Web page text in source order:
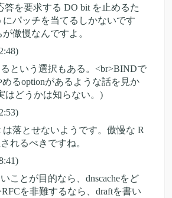
答を要求する DO bit を止めるた
パッチを当てるしかないです
傲慢なんですよ。
という選択もある。<br>BINDで
めるoptionがあるような話を見か
はどうかは知らない。)
落とせないようです。傲慢な R
れるべきですね。
ことが目的なら、dnscacheをど
を非難するなら、draftを書い